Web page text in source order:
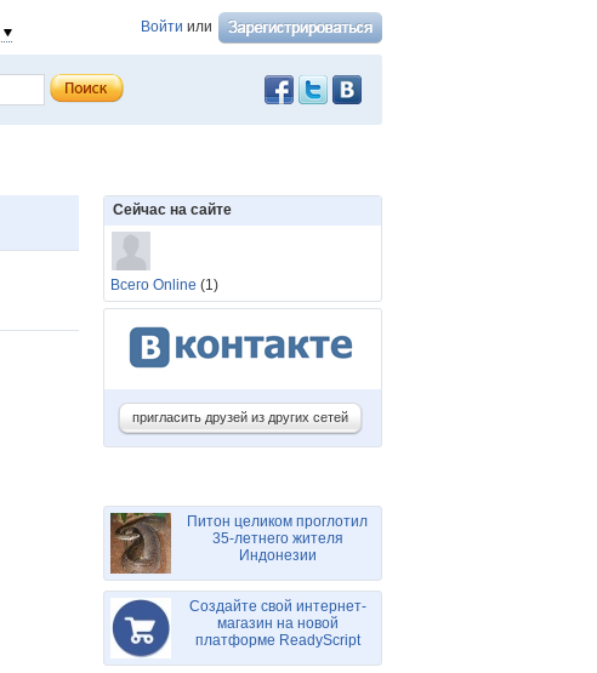
Войти или
Сейчас на сайте
Всего Online (1)
пригласить друзей из других сетей
Питон целиком проглотил
35-летнего жителя
Индонезии
Создайте свой интернет-
магазин на новой
платформе ReadyScript